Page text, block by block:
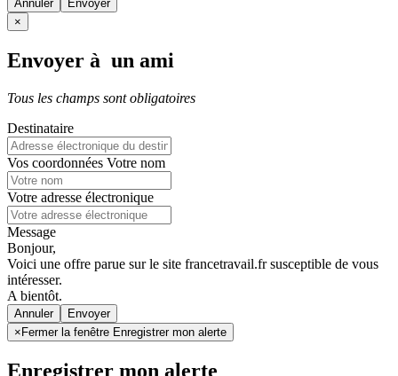
Annuler
×
Envoyer à un ami
Tous les champs sont obligatoires
Destinataire
Vos coordonnées Votre nom
Votre adresse électronique
Message
Bonjour,
Voici une offre parue sur le site francetravail.fr susceptible de vous
intéresser.
A bientôt.
Annuler
× Fermer la fenêtre Enregistrer mon alerte
Enregistrer mon alerte